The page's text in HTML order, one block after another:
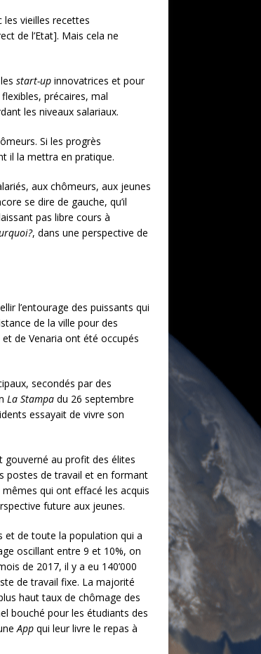
les vieilles recettes
de l’Etat]. Mais cela ne
start-up innovatrices et pour
précaires, mal
les niveaux salariaux.
Si les progrès
il la mettra en pratique.
aux chômeurs, aux jeunes
se dire de gauche, qu’il
pas libre cours à
, dans une perspective de
l’entourage des puissants qui
de la ville pour des
de Venaria ont été occupés
secondés par des
La Stampa du 26 septembre
essayait de vivre son
gouverné au profit des élites
postes de travail et en formant
qui ont effacé les acquis
future aux jeunes.
et de toute la population qui a
oscillant entre 9 et 10%, on
de 2017, il y a eu 140’000
de travail fixe. La majorité
haut taux de chômage des
bouché pour les étudiants des
App qui leur livre le repas à